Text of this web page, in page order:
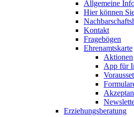
Allgemeine
Hier können
Kontakt
Fragebögen
Ehrenamtskarte
Aktionen
App für
Erziehungsberatung